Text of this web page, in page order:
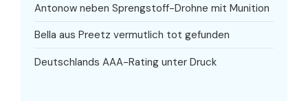
Antonow neben Sprengstoff-Drohne mit Munition
Bella aus Preetz vermutlich tot gefunden
Deutschlands AAA-Rating unter Druck